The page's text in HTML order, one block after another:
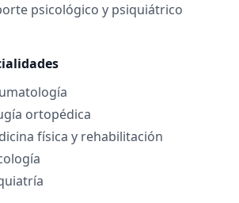
psicológico y psiquiátrico
ortopédica
física y rehabilitación